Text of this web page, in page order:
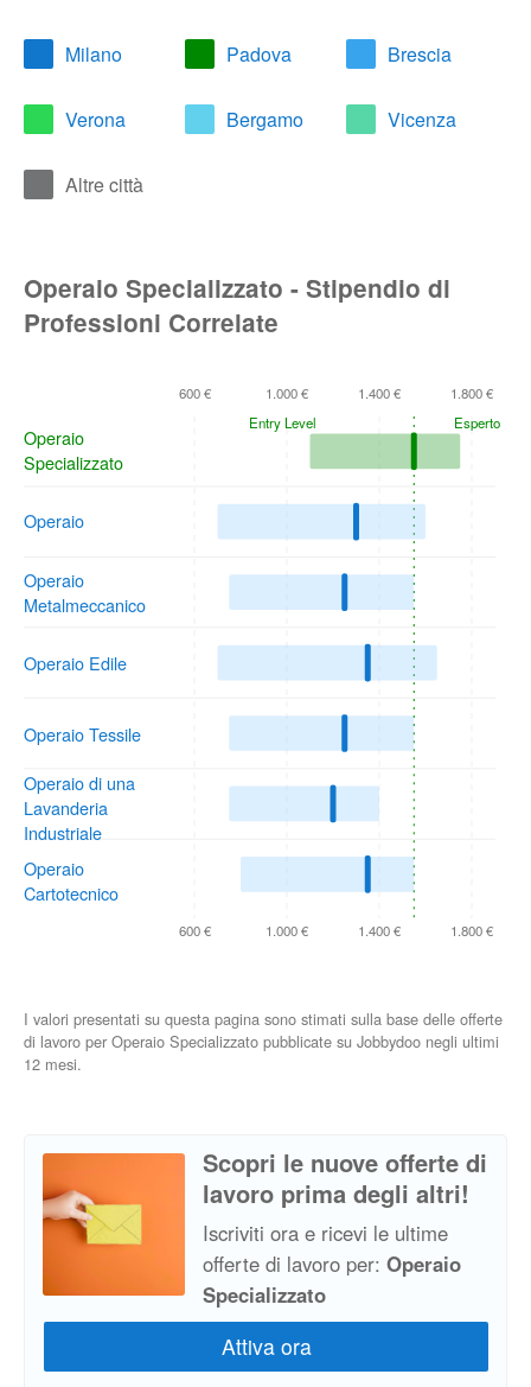
Milano Padova Brescia
Verona Bergamo Vicenza
Altre città
Operaio Specializzato - Stipendio di
Professioni Correlate
Operaio
Specializzato
Operaio
Operaio
Metalmeccanico
Operaio Edile
Operaio Tessile
Operaio di una
Lavanderia
Industriale
Operaio
Cartotecnico
600 € 1.000 € 1.400 € 1.800 €
600 € 1.000 € 1.400 € 1.800 €
Entry Level Esperto
I valori presentati su questa pagina sono stimati sulla base delle offerte
di lavoro per Operaio Specializzato pubblicate su Jobbydoo negli ultimi
12 mesi.
Scopri le nuove offerte di
lavoro prima degli altri!
Iscriviti ora e ricevi le ultime
offerte di lavoro per: Operaio
Specializzato